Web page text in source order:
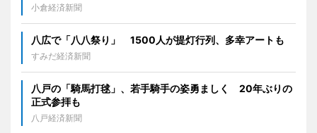
小倉経済新聞
八広で「八八祭り」 1500人が提灯行列、多幸アートも
すみだ経済新聞
八戸の「騎馬打毬」、若手騎手の姿勇ましく 20年ぶりの
正式参拝も
八戸経済新聞